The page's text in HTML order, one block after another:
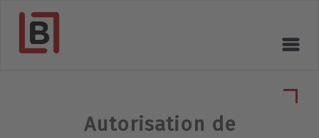
Autorisation de